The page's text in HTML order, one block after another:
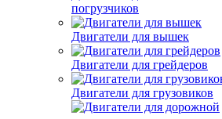
погрузчиков
Двигатели для вышек
Двигатели для грейдеров
Двигатели для грузовиков